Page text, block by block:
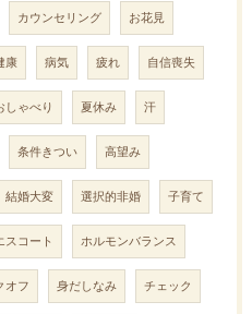
カウンセリング お花見
康 病気 疲れ 自信喪失
しゃべり 夏休み 汗
条件きつい 高望み
結婚大変 選択的非婚 子育て
スコート ホルモンバランス
オフ 身だしなみ チェック